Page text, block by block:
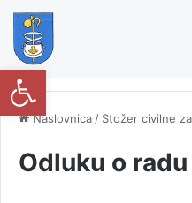
Naslovnica / Stožer civilne
Odluku o
Open toolbar